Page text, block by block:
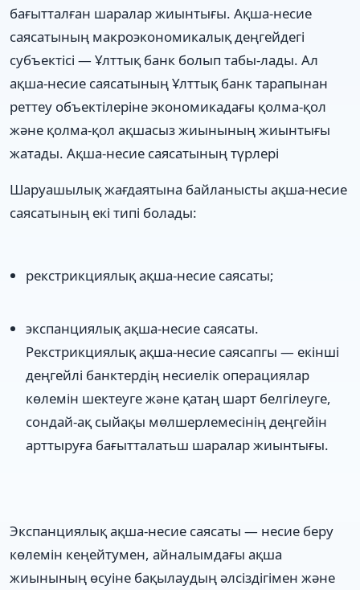
бағытталған шаралар жиынтығы. Ақша-несие
саясатының макроэкономикалық деңгейдегі
субъектісі — Ұлттық банк болып табы-лады. Ал
ақша-несие саясатының Ұлттық банк тарапынан
реттеу объектілеріне экономикадағы қолма-қол
және қолма-қол ақшасыз жиынының жиынтығы
жатады. Ақша-несие саясатының түрлері
Шаруашылық жағдаятына байланысты ақша-несие
саясатының екі типі болады:
рекстрикциялық ақша-несие саясаты;
экспанциялық ақша-несие саясаты.
Рекстрикциялық ақша-несие саясапгы — екінші
деңгейлі банктердің несиелік операциялар
көлемін шектеуге және қатаң шарт белгілеуге,
сондай-ақ сыйақы мөлшерлемесінің деңгейін
арттыруға бағытталатьш шаралар жиынтығы.
Экспанциялық ақша-несие саясаты — несие беру
көлемін кеңейтумен, айналымдағы ақша
жиынының өсуіне бақылаудың әлсіздігімен және